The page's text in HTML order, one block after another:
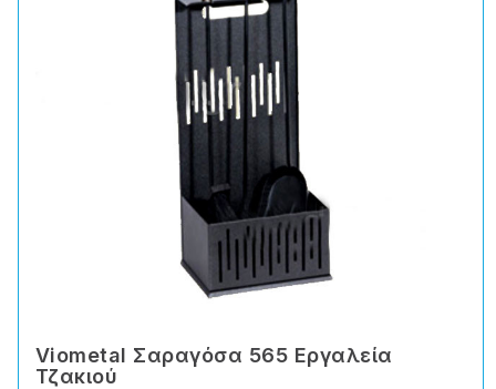
Viometal Σαραγόσα 565 Εργαλεία
Τζακιού